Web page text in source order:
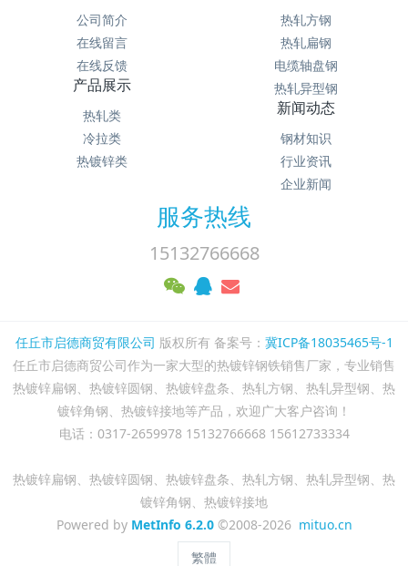
公司简介
在线留言
在线反馈
热轧方钢
热轧扁钢
电缆轴盘钢
热轧异型钢
产品展示
热轧类
冷拉类
热镀锌类
新闻动态
钢材知识
行业资讯
企业新闻
服务热线
15132766668
任丘市启德商贸有限公司 版权所有 备案号： 冀ICP备18035465号-1
任丘市启德商贸公司作为一家大型的热镀锌钢铁销售厂家，专业销售
热镀锌扁钢、热镀锌圆钢、热镀锌盘条、热轧方钢、热轧异型钢、热
镀锌角钢、热镀锌接地等产品，欢迎广大客户咨询！
电话：0317-2659978 15132766668 15612733334
热镀锌扁钢、热镀锌圆钢、热镀锌盘条、热轧方钢、热轧异型钢、热
镀锌角钢、热镀锌接地
Powered by MetInfo 6.2.0©2008-2026 mituo.cn
繁體